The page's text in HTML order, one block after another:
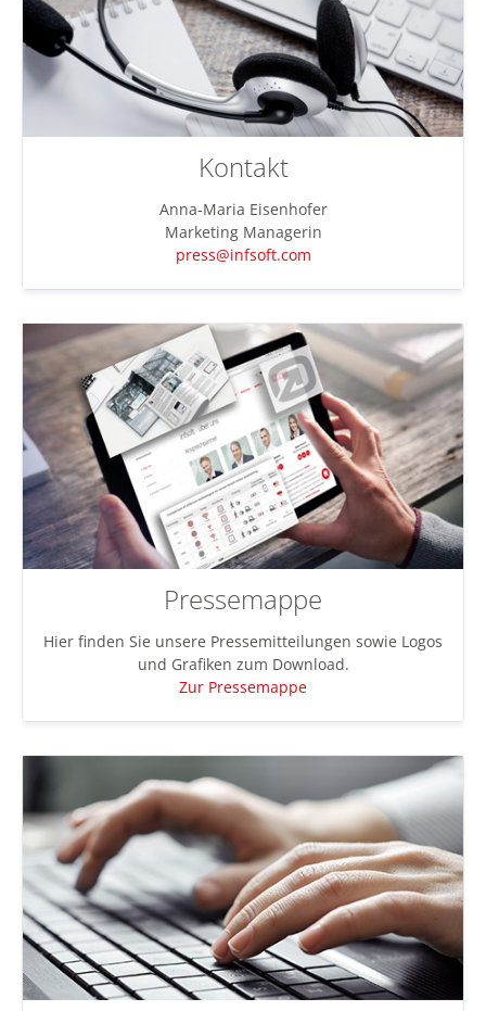
Kontakt
Anna-Maria Eisenhofer
Marketing Managerin
press@infsoft.com
Pressemappe
Hier finden Sie unsere Pressemitteilungen sowie Logos
und Grafiken zum Download.
Zur Pressemappe